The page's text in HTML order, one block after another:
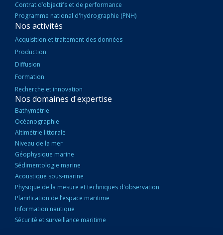
Contrat d’objectifs et de performance
Programme national d'hydrographie (PNH)
Nos activités
Acquisition et traitement des données
Production
Diffusion
Formation
Recherche et innovation
Nos domaines d'expertise
Bathymétrie
Océanographie
Altimétrie littorale
Niveau de la mer
Géophysique marine
Sédimentologie marine
Acoustique sous-marine
Physique de la mesure et techniques d'observation
Planification de l’espace maritime
Information nautique
Sécurité et surveillance maritime